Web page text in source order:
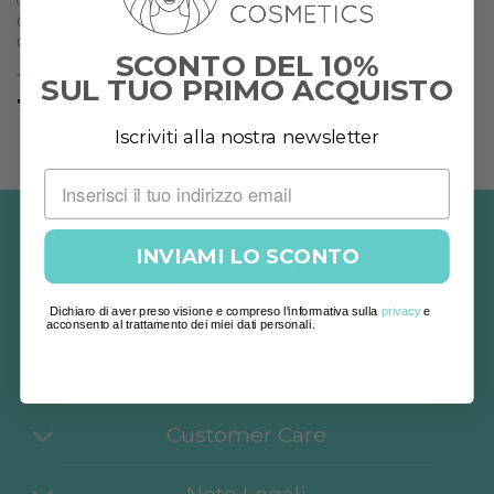
COLLAGENE VISO E
CORPO
Valutato5
72,00€
Customer Care
SCONTO DEL 10%
SUL TUO PRIMO ACQUISTO
Iscriviti alla nostra newsletter
INVIAMI LO SCONTO
Dichiaro di aver preso visione e compreso l'informativa sulla privacye
acconsento al trattamento dei miei dati personali.